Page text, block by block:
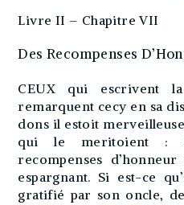
Livre II – Chapitre VII
Des Recompenses
CEUX qui escrivent
remarquent cecy en sa
dons il estoit
qui le meritoient :
recompenses
espargnant. Si est-ce
gratifié par son oncle,